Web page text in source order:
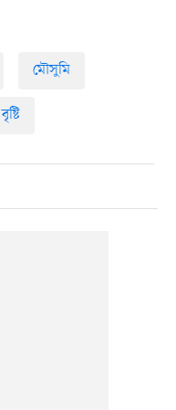
মৌসুমি
বৃষ্টি